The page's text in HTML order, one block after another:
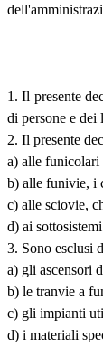
1. Il presente
di persone e dei
2. Il presente
a) alle funicolari
b) alle funivie, i
c) alle sciovie,
d) ai
3. Sono esclusi
a) gli ascensori
b) le tranvie a
c) gli impianti
d) i materiali